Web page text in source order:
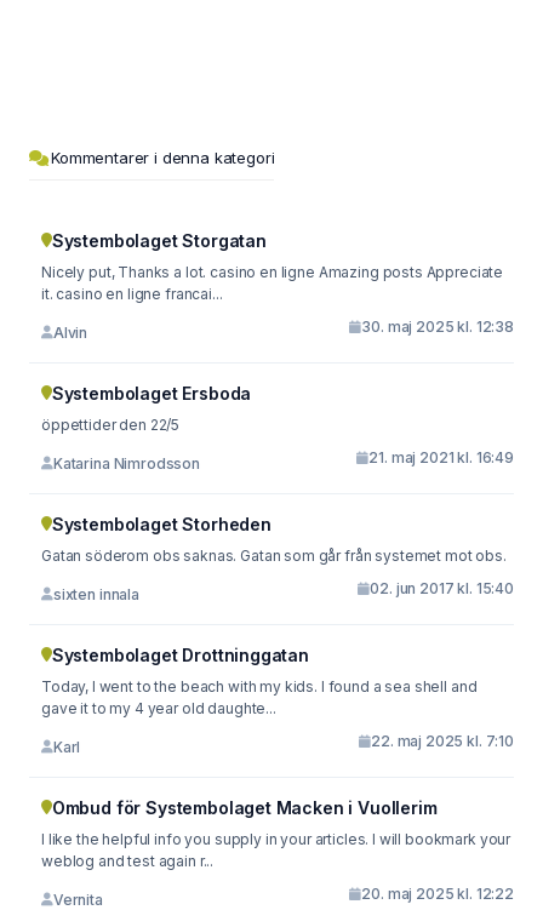
Kommentarer i denna kategori
Systembolaget Storgatan
Nicely put, Thanks a lot. casino en ligne Amazing posts Appreciate
it. casino en ligne francai...
Alvin 30. maj 2025 kl. 12:38
Systembolaget Ersboda
öppettider den 22/5
Katarina Nimrodsson 21. maj 2021 kl. 16:49
Systembolaget Storheden
Gatan söderom obs saknas. Gatan som går från systemet mot obs.
sixten innala 02. jun 2017 kl. 15:40
Systembolaget Drottninggatan
Today, I went to the beach with my kids. I found a sea shell and
gave it to my 4 year old daughte...
Karl 22. maj 2025 kl. 7:10
Ombud för Systembolaget Macken i Vuollerim
I like the helpful info you supply in your articles. I will bookmark your
weblog and test again r...
Vernita 20. maj 2025 kl. 12:22